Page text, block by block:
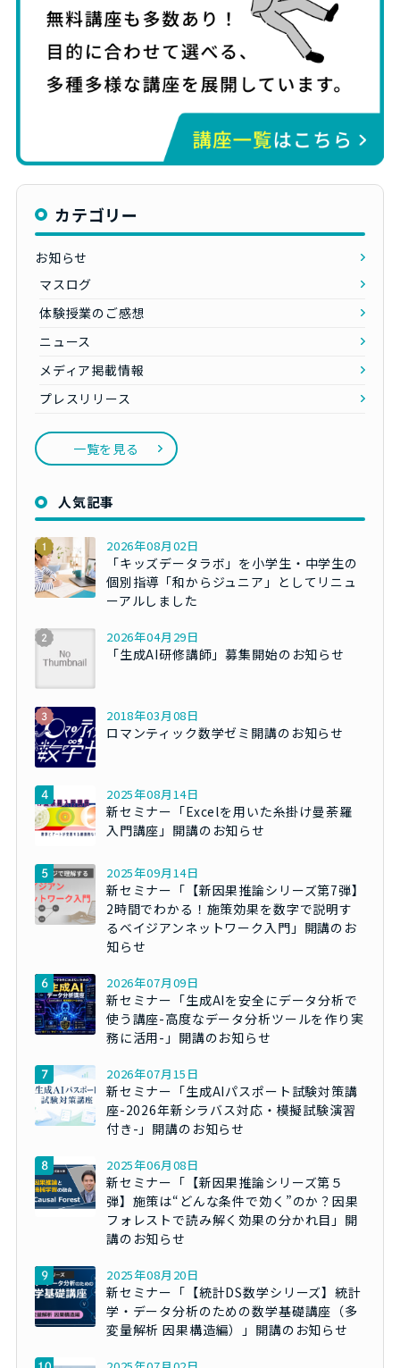
カテゴリー
お知らせ
マスログ
体験授業のご感想
ニュース
メディア掲載情報
プレスリリース
一覧を見る
人気記事
2026年08月02日
「キッズデータラボ」を小学生・中学生の
個別指導「和からジュニア」としてリニュ
ーアルしました
2026年04月29日
「生成AI研修講師」募集開始のお知らせ
2018年03月08日
ロマンティック数学ゼミ開講のお知らせ
2025年08月14日
新セミナー「Excelを用いた糸掛け曼荼羅
入門講座」開講のお知らせ
2025年09月14日
新セミナー「【新因果推論シリーズ第7弾】
2時間でわかる！施策効果を数字で説明す
るベイジアンネットワーク入門」開講のお
知らせ
2026年07月09日
新セミナー「生成AIを安全にデータ分析で
使う講座-高度なデータ分析ツールを作り実
務に活用-」開講のお知らせ
2026年07月15日
新セミナー「生成AIパスポート試験対策講
座-2026年新シラバス対応・模擬試験演習
付き-」開講のお知らせ
2025年06月08日
新セミナー「【新因果推論シリーズ第５
弾】施策は“どんな条件で効く”のか？因果
フォレストで読み解く効果の分かれ目」開
講のお知らせ
2025年08月20日
新セミナー「【統計DS数学シリーズ】統計
学・データ分析のための数学基礎講座（多
変量解析 因果構造編）」開講のお知らせ